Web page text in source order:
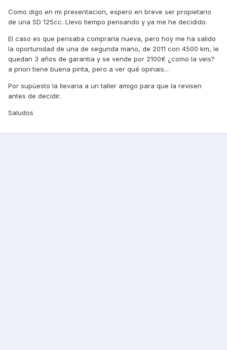
Como digo en mi presentacion, espero en breve ser propietario
de una SD 125cc. Llevo tiempo pensando y ya me he decidido.
El caso es que pensaba comprarla nueva, pero hoy me ha salido
la oportunidad de una de segunda mano, de 2011 con 4500 km, le
quedan 3 años de garantia y se vende por 2100€ ¿como la veis?
a priori tiene buena pinta, pero a ver qué opinais...
Por supùesto la llevaria a un taller amigo para que la revisen
antes de decidir.
Saludos